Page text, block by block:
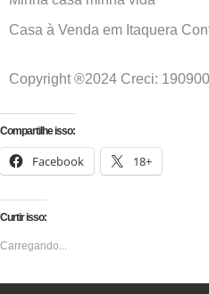
Casa à Venda em Itaquera
Copyright ®2024 Creci:
Compartilhe isso:
Facebook 18+
Curtir isso:
Carregando...